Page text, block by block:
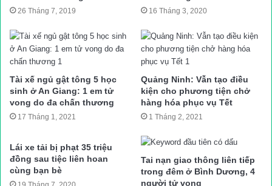
thương, còn phương tiện hư hỏng, hàng rào sắt dải phân chia
làn đường bị tông đổ.
Hiện trường vụ ô tô Ford Ecosport mang BKS 30E-126.59 tông
dải phân cách hàng rào sắt trên đường Giải Phóng, Hà Nội
Như Báo Giao thông đưa tin, vào lúc 17h55 chiều cùng ngày
xảy ra vụ tai nạn khi xe ô tô 5 chỗ nhãn hiệu Ford Ecosport màu
đỏ mang BKS 30E-126.59 bất ngờ tông đổ hàng rào sắt chắn
ngăn cách hai chiều đường.
26 Tháng 7, 2019 16 Tháng 3, 2020
Tài xế ngủ gật tông 5 học
sinh ở An Giang: 1 em tử
vong do đa chấn thương
17 Tháng 1, 2021
Quảng Ninh: Vẫn tạo điều
kiện cho phương tiện chở
hàng hóa phục vụ Tết
1 Tháng 2, 2021
Lái xe tải bị phạt 35 triệu
đồng sau tiệc liên hoan
cùng bạn bè
Tai nạn giao thông liên tiếp
trong đêm ở Bình Dương, 4
người tử vong